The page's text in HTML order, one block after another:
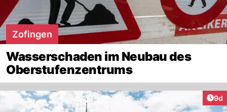
Zofingen
Wasserschaden im Neubau des
Oberstufenzentrums
9d